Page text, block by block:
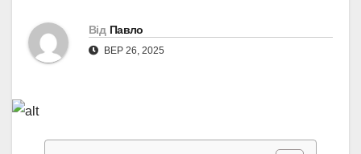
Від Павло
ВЕР 26, 2025